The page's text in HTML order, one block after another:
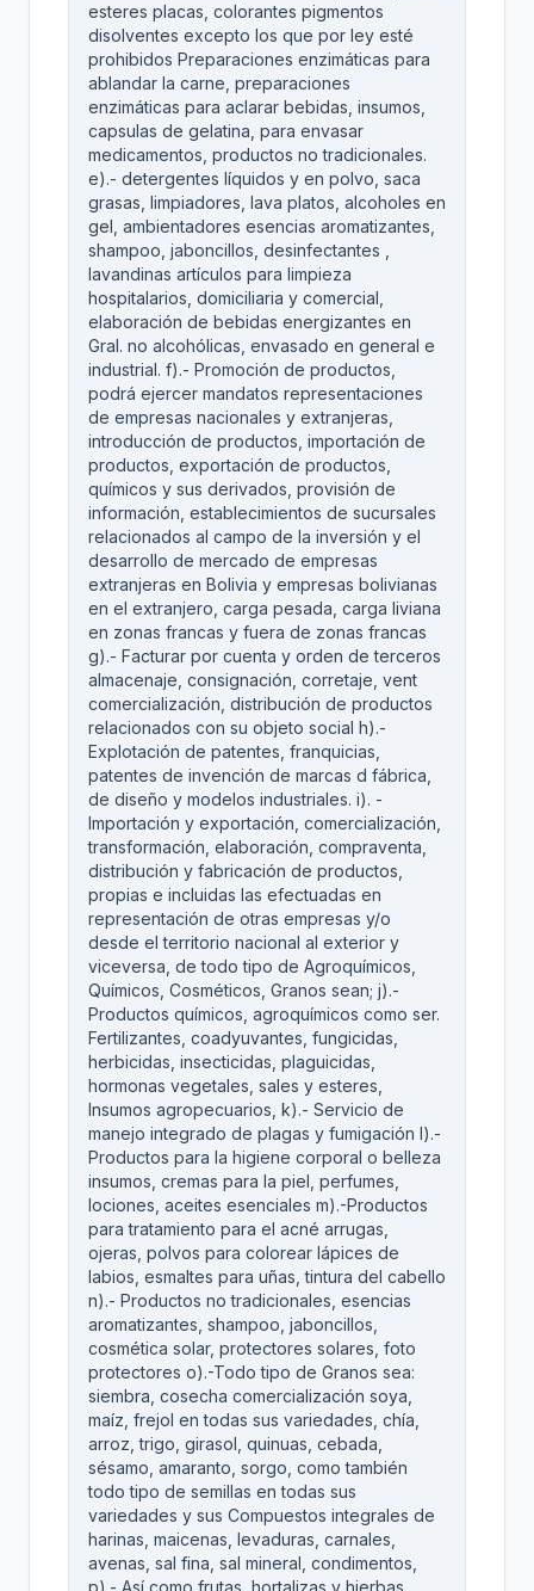
esteres placas, colorantes pigmentos
disolventes excepto los que por ley esté
prohibidos Preparaciones enzimáticas para
ablandar la carne, preparaciones
enzimáticas para aclarar bebidas, insumos,
capsulas de gelatina, para envasar
medicamentos, productos no tradicionales.
e).- detergentes líquidos y en polvo, saca
grasas, limpiadores, lava platos, alcoholes en
gel, ambientadores esencias aromatizantes,
shampoo, jaboncillos, desinfectantes ,
lavandinas artículos para limpieza
hospitalarios, domiciliaria y comercial,
elaboración de bebidas energizantes en
Gral. no alcohólicas, envasado en general e
industrial. f).- Promoción de productos,
podrá ejercer mandatos representaciones
de empresas nacionales y extranjeras,
introducción de productos, importación de
productos, exportación de productos,
químicos y sus derivados, provisión de
información, establecimientos de sucursales
relacionados al campo de la inversión y el
desarrollo de mercado de empresas
extranjeras en Bolivia y empresas bolivianas
en el extranjero, carga pesada, carga liviana
en zonas francas y fuera de zonas francas
g).- Facturar por cuenta y orden de terceros
almacenaje, consignación, corretaje, vent
comercialización, distribución de productos
relacionados con su objeto social h).-
Explotación de patentes, franquicias,
patentes de invención de marcas d fábrica,
de diseño y modelos industriales. i). -
Importación y exportación, comercialización,
transformación, elaboración, compraventa,
distribución y fabricación de productos,
propias e incluidas las efectuadas en
representación de otras empresas y/o
desde el territorio nacional al exterior y
viceversa, de todo tipo de Agroquímicos,
Químicos, Cosméticos, Granos sean; j).-
Productos químicos, agroquímicos como ser.
Fertilizantes, coadyuvantes, fungicidas,
herbicidas, insecticidas, plaguicidas,
hormonas vegetales, sales y esteres,
Insumos agropecuarios, k).- Servicio de
manejo integrado de plagas y fumigación l).-
Productos para la higiene corporal o belleza
insumos, cremas para la piel, perfumes,
lociones, aceites esenciales m).-Productos
para tratamiento para el acné arrugas,
ojeras, polvos para colorear lápices de
labios, esmaltes para uñas, tintura del cabello
n).- Productos no tradicionales, esencias
aromatizantes, shampoo, jaboncillos,
cosmética solar, protectores solares, foto
protectores o).-Todo tipo de Granos sea:
siembra, cosecha comercialización soya,
maíz, frejol en todas sus variedades, chía,
arroz, trigo, girasol, quinuas, cebada,
sésamo, amaranto, sorgo, como también
todo tipo de semillas en todas sus
variedades y sus Compuestos integrales de
harinas, maicenas, levaduras, carnales,
avenas, sal fina, sal mineral, condimentos,
p).- Así como frutas, hortalizas y hierbas